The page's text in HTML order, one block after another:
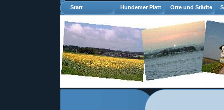
Start Hundemer Platt Orte und Städte